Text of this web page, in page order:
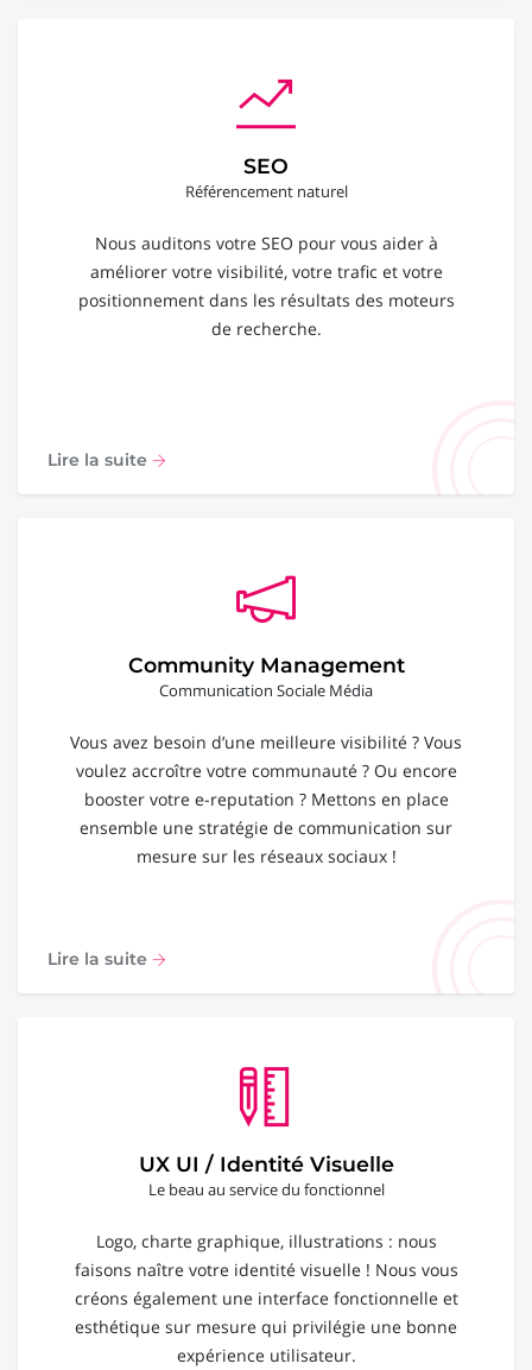
SEO
Référencement naturel
Nous auditons votre SEO pour vous aider à
améliorer votre visibilité, votre trafic et votre
positionnement dans les résultats des moteurs
de recherche.
Lire la suite
Community Management
Communication Sociale Média
Vous avez besoin d’une meilleure visibilité ? Vous
voulez accroître votre communauté ? Ou encore
booster votre e-reputation ? Mettons en place
ensemble une stratégie de communication sur
mesure sur les réseaux sociaux !
Lire la suite
UX UI / Identité Visuelle
Le beau au service du fonctionnel
Logo, charte graphique, illustrations : nous
faisons naître votre identité visuelle ! Nous vous
créons également une interface fonctionnelle et
esthétique sur mesure qui privilégie une bonne
expérience utilisateur.